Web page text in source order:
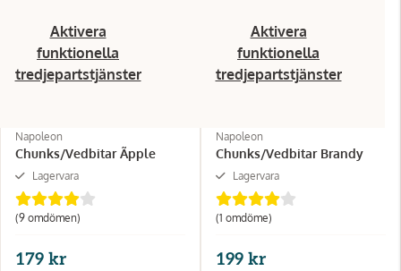
Aktivera
funktionella
tredjepartstjänster
Napoleon
Chunks/Vedbitar Ãpple
Lagervara
(9 omdömen)
179 kr
Aktivera
funktionella
tredjepartstjänster
Napoleon
Chunks/Vedbitar Brandy
Lagervara
(1 omdöme)
199 kr